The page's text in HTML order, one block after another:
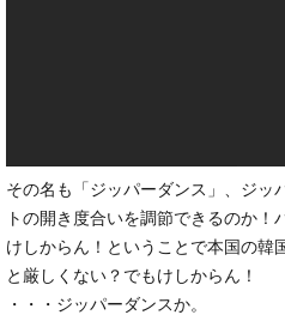
その名も「ジッパーダンス」、ジッ
トの開き度合いを調節できるのか！
けしからん！ということで本国の韓
と厳しくない？でもけしからん！
・・・ジッパーダンスか。